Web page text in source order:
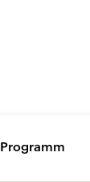
Programm